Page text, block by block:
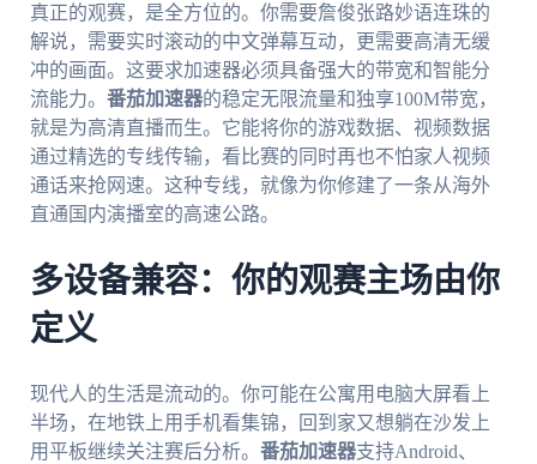
真正的观赛，是全方位的。你需要詹俊张路妙语连珠的
解说，需要实时滚动的中文弹幕互动，更需要高清无缓
冲的画面。这要求加速器必须具备强大的带宽和智能分
流能力。 番茄加速器的稳定无限流量和独享100M带宽，
就是为高清直播而生。它能将你的游戏数据、视频数据
通过精选的专线传输，看比赛的同时再也不怕家人视频
通话来抢网速。这种专线，就像为你修建了一条从海外
直通国内演播室的高速公路。
多设备兼容：你的观赛主场由你
定义
现代人的生活是流动的。你可能在公寓用电脑大屏看上
半场，在地铁上用手机看集锦，回到家又想躺在沙发上
用平板继续关注赛后分析。 番茄加速器支持Android、